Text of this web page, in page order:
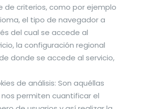
de criterios, como por ejemplo
el tipo de navegador a
del cual se accede al
la configuración regional
donde se accede al servicio,
de análisis: Son aquéllas
permiten cuantificar el